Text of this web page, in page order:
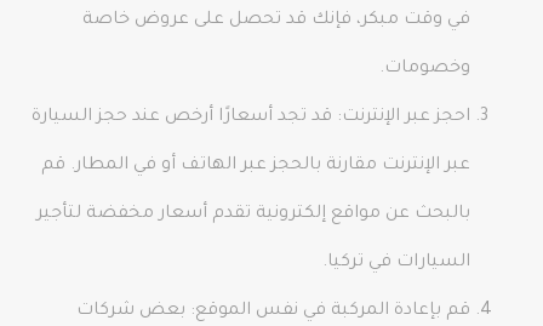
في وقت مبكر، فإنك قد تحصل على عروض خاصة
وخصومات.
احجز عبر الإنترنت: قد تجد أسعارًا أرخص عند حجز السيارة
عبر الإنترنت مقارنة بالحجز عبر الهاتف أو في المطار. قم
بالبحث عن مواقع إلكترونية تقدم أسعار مخفضة لتأجير
السيارات في تركيا.
قم بإعادة المركبة في نفس الموقع: بعض شركات